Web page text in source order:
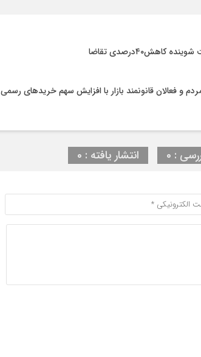
فعالان قانونمند بازار با افزایش سهم خریدهای رسمی
: 0 انتشار یافته : 0